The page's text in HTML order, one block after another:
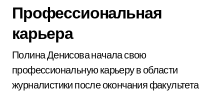
Профессиональная
карьера
Полина Денисова начала свою
профессиональную карьеру в области
журналистики после окончания факультета